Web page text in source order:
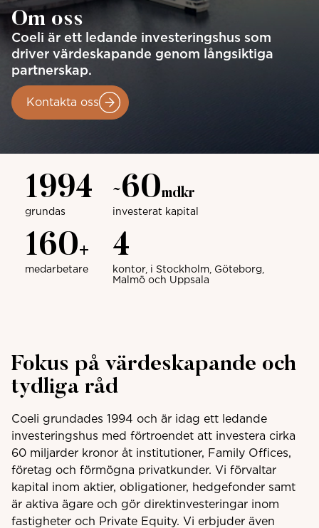
Om oss
Coeli är ett ledande investeringshus som
driver värdeskapande genom långsiktiga
partnerskap.
Kontakta oss
1994
grundas
~60mdkr
investerat kapital
160+
medarbetare
4
kontor, i Stockholm, Göteborg,
Malmö och Uppsala
Fokus på värdeskapande och
tydliga råd
Coeli grundades 1994 och är idag ett ledande
investeringshus med förtroendet att investera cirka
60 miljarder kronor åt institutioner, Family Offices,
företag och förmögna privatkunder. Vi förvaltar
kapital inom aktier, obligationer, hedgefonder samt
är aktiva ägare och gör direktinvesteringar inom
fastigheter och Private Equity. Vi erbjuder även